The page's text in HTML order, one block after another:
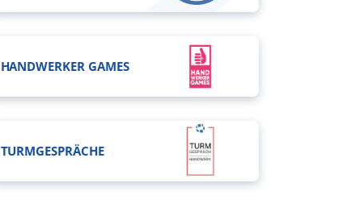
HANDWERKER GAMES
TURMGESPRÄCHE